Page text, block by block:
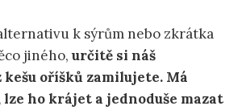
k sýrům nebo zkrátka
jiného,určitě si náš
oříšků zamilujete. Má
ho krájet a jednoduše mazat